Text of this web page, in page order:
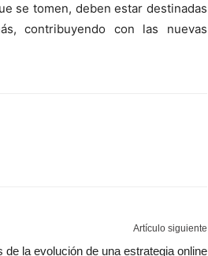
se tomen, deben estar destinadas
contribuyendo con las nuevas
Artículo siguiente
de la evolución de una estrategia online